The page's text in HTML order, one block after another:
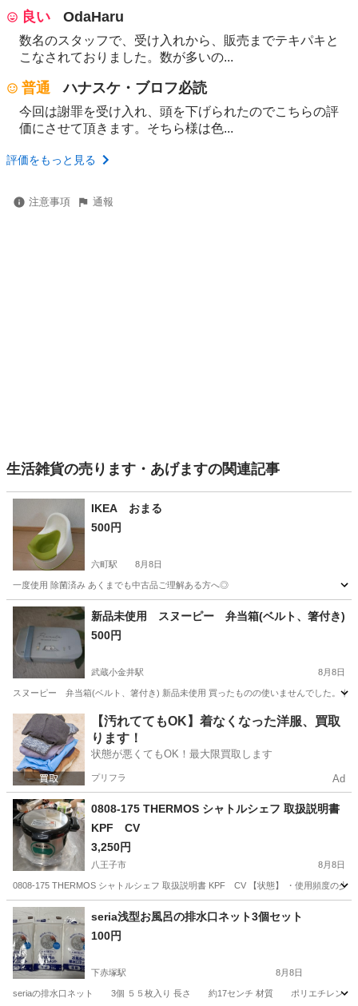
良い OdaHaru
数名のスタッフで、受け入れから、販売までテキパキと
こなされておりました。数が多いの...
普通 ハナスケ・ブロフ必読
今回は謝罪を受け入れ、頭を下げられたのでこちらの評
価にさせて頂きます。そちら様は色...
評価をもっと見る
注意事項 通報
生活雑貨の売ります・あげますの関連記事
IKEA おまる
500円
六町駅 8月8日
一度使用 除菌済み あくまでも中古品ご理解ある方へ◎
東京 足立区 六町駅 おまる
新品未使用 スヌーピー 弁当箱(ベルト、箸付き)
500円
武蔵小金井駅 8月8日
スヌーピー 弁当箱(ベルト、箸付き) 新品未使用 買ったものの使いませんでした。 使
東京 小金井市 武蔵小金井駅 食器
【汚れててもOK】着なくなった洋服、買取
ります！
状態が悪くてもOK！最大限買取します
プリフラ Ad
0808-175 THERMOS シャトルシェフ 取扱説明書
KPF CV
3,250円
八王子市 8月8日
0808-175 THERMOS シャトルシェフ 取扱説明書 KPF CV 【状態】 ・使用頻度の少
東京 八王子市 調理器具 シャトルシェフ
seria浅型お風呂の排水口ネット3個セット
100円
下赤塚駅 8月8日
seriaの排水口ネット 3個 ５５枚入り 長さ 約17センチ 材質 ポリエチレン